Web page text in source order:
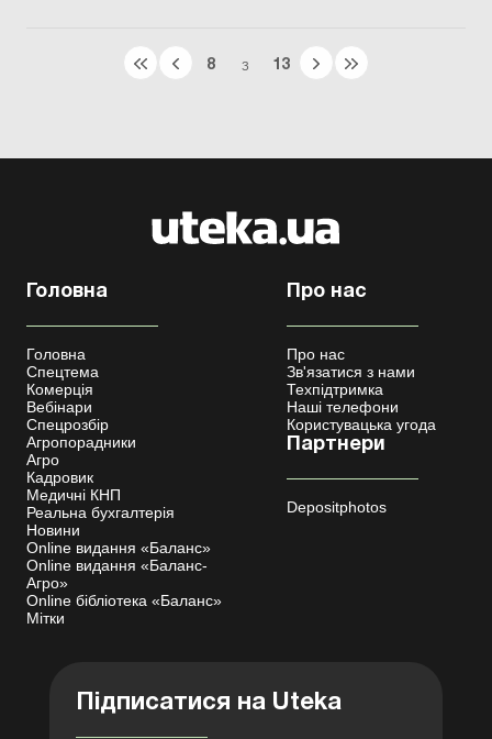
8 З 13
Головна
Головна
Спецтема
Комерція
Вебінари
Спецрозбір
Агропорадники
Агро
Кадровик
Медичні КНП
Реальна бухгалтерія
Новини
Online видання «Баланс»
Online видання «Баланс-
Агро»
Online бібліотека «Баланс»
Мітки
Про нас
Про нас
Зв'язатися з нами
Техпідтримка
Наші телефони
Користувацька угода
Партнери
Depositphotos
Підписатися на Uteka